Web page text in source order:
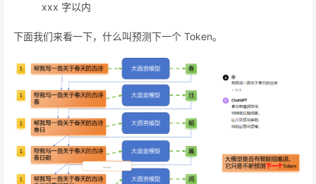
xxx 字以内
下面我们来看一下，什么叫预测下一个 Token。